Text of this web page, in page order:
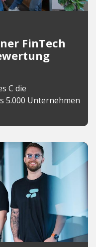
FinTech
C die
5.000 Unternehmen